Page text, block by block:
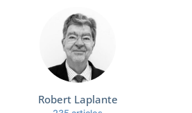
Robert Laplante